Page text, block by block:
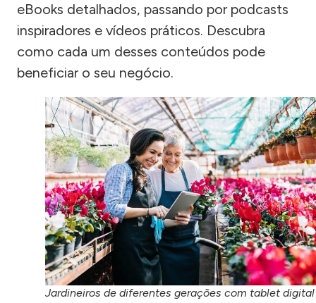
eBooks detalhados, passando por podcasts
inspiradores e vídeos práticos. Descubra
como cada um desses conteúdos pode
beneficiar o seu negócio.
Jardineiros de diferentes gerações com tablet digital